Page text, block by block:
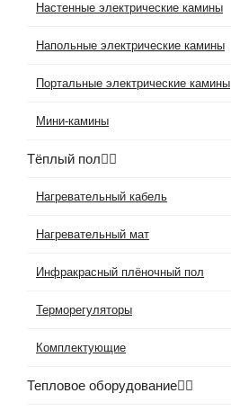
Настенные электрические камины
Напольные электрические камины
Портальные электрические камины
Мини-камины
Тёплый пол
Нагревательный кабель
Нагревательный мат
Инфракрасный плёночный пол
Терморегуляторы
Комплектующие
Тепловое оборудование